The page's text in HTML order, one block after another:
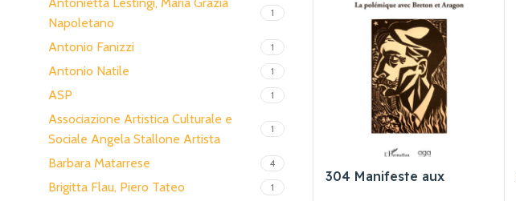
Napoletano
1
Antonio Fanizzi 1
Antonio Natile 1
ASP 1
Associazione Artistica Culturale e
Sociale Angela Stallone Artista
1
Barbara Matarrese 4
Brigitta Flau, Piero Tateo 1
304 Manifeste aux